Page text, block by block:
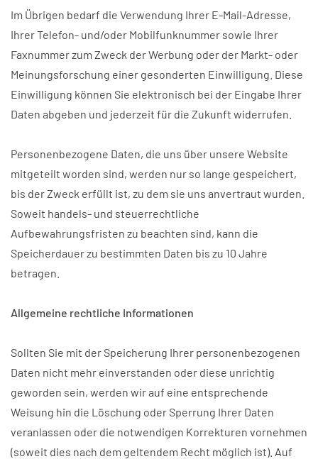
Im Übrigen bedarf die Verwendung Ihrer E-Mail-Adresse,
Ihrer Telefon- und/oder Mobilfunknummer sowie Ihrer
Faxnummer zum Zweck der Werbung oder der Markt- oder
Meinungsforschung einer gesonderten Einwilligung. Diese
Einwilligung können Sie elektronisch bei der Eingabe Ihrer
Daten abgeben und jederzeit für die Zukunft widerrufen.
Personenbezogene Daten, die uns über unsere Website
mitgeteilt worden sind, werden nur so lange gespeichert,
bis der Zweck erfüllt ist, zu dem sie uns anvertraut wurden.
Soweit handels- und steuerrechtliche
Aufbewahrungsfristen zu beachten sind, kann die
Speicherdauer zu bestimmten Daten bis zu 10 Jahre
betragen.
Allgemeine rechtliche Informationen
Sollten Sie mit der Speicherung Ihrer personenbezogenen
Daten nicht mehr einverstanden oder diese unrichtig
geworden sein, werden wir auf eine entsprechende
Weisung hin die Löschung oder Sperrung Ihrer Daten
veranlassen oder die notwendigen Korrekturen vornehmen
(soweit dies nach dem geltendem Recht möglich ist). Auf